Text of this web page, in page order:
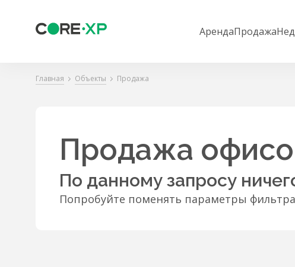
АрендаПродажа
Главная Объекты Продажа
Продажа
По данному запросу
Попробуйте поменять параметры